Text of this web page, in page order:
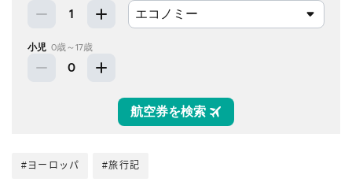
#ヨーロッパ #旅行記